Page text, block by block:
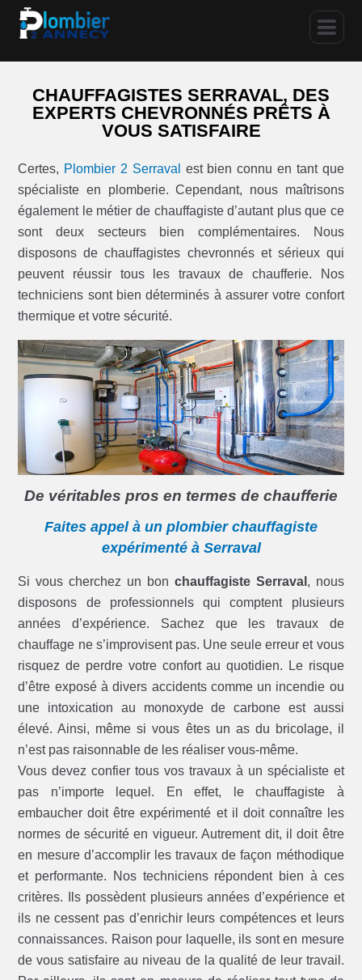
CHAUFFAGISTES SERRAVAL, DES
EXPERTS CHEVRONNÉS PRÊTS À
VOUS SATISFAIRE
Certes, Plombier 2 Serraval
est bien connu en tant que
spécialiste en plomberie. Cependant, nous maîtrisons
également le métier de chauffagiste d’autant plus que ce
sont deux secteurs bien complémentaires. Nous
disposons de chauffagistes chevronnés et sérieux qui
peuvent réussir tous les travaux de chaufferie. Nos
techniciens sont bien déterminés à assurer votre confort
thermique et votre sécurité.
De véritables pros en termes de chaufferie
Faites appel à un plombier chauffagiste
expérimenté à Serraval
Si vous cherchez un bon chauffagiste Serraval , nous
disposons de professionnels qui comptent plusieurs
années d’expérience. Sachez que les travaux de
chauffage ne s’improvisent pas. Une seule erreur et vous
risquez de perdre votre confort au quotidien. Le risque
d’être exposé à divers accidents comme un incendie ou
une intoxication au monoxyde de carbone est aussi
élevé. Ainsi, même si vous êtes un as du bricolage, il
n’est pas raisonnable de les réaliser vous-même.
Vous devez confier tous vos travaux à un spécialiste et
pas n’importe lequel. En effet, le chauffagiste à
embaucher doit être expérimenté et il doit connaître les
normes de sécurité en vigueur. Autrement dit, il doit être
en mesure d’accomplir les travaux de façon méthodique
et performante. Nos techniciens répondent bien à ces
critères. Ils possèdent plusieurs années d’expérience et
ils ne cessent pas d’enrichir leurs compétences et leurs
connaissances. Raison pour laquelle, ils sont en mesure
de vous satisfaire au niveau de la qualité de leur travail.